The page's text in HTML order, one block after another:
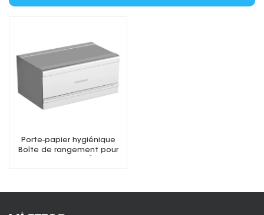
Porte-papier hygiénique
Boîte de rangement pour